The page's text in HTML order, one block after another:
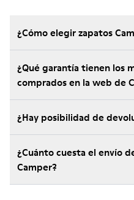
¿Cómo elegir zapatos
¿Qué garantía tienen los
comprados en la web de
¿Hay posibilidad de
¿Cuánto cuesta el envío
Camper?